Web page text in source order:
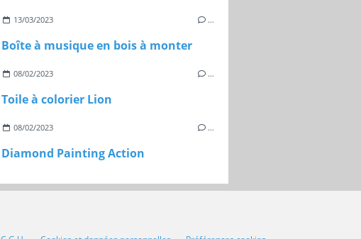
13/03/2023 …
Boîte à musique en bois à monter
08/02/2023 …
Toile à colorier Lion
08/02/2023 …
Diamond Painting Action